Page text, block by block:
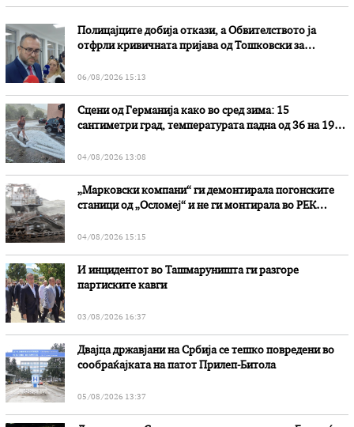
Полицајците добија откази, а Обвителството ја
отфрли кривичната пријава од Тошковски за
06/08/2026 15:13
Сцени од Германија како во сред зима: 15
сантиметри град, температурата падна од 36 на 19
04/08/2026 13:08
„Марковски компани“ ги демонтирала погонските
станици од „Осломеј“ и не ги монтирала во РЕК
04/08/2026 15:15
И инцидентот во Ташмаруништa ги разгоре
партиските кавги
03/08/2026 16:37
Двајца државјани на Србија се тешко повредени во
сообраќајката на патот Прилеп-Битола
05/08/2026 13:37